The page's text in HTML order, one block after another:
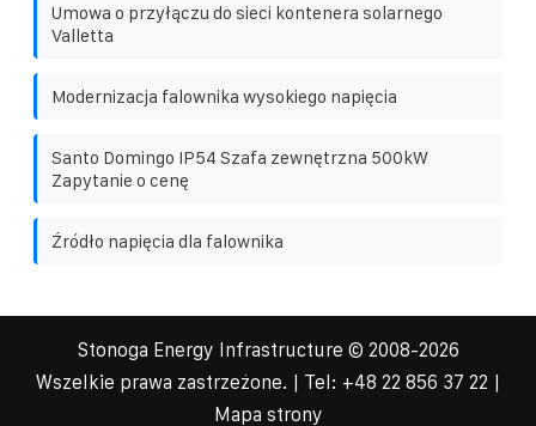
Umowa o przyłączu do sieci kontenera solarnego
Valletta
Modernizacja falownika wysokiego napięcia
Santo Domingo IP54 Szafa zewnętrzna 500kW
Zapytanie o cenę
Źródło napięcia dla falownika
Stonoga Energy Infrastructure © 2008-2026
Wszelkie prawa zastrzeżone. | Tel: +48 22 856 37 22
Mapa strony